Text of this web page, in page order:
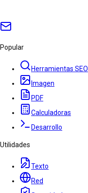
Popular
Herramientas SEO
Imagen
PDF
Calculadoras
Desarrollo
Utilidades
Texto
Red